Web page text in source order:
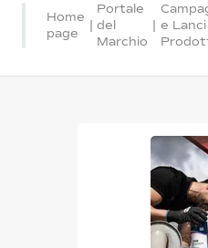
Home
page
|
Portale
del
Marchio
| e